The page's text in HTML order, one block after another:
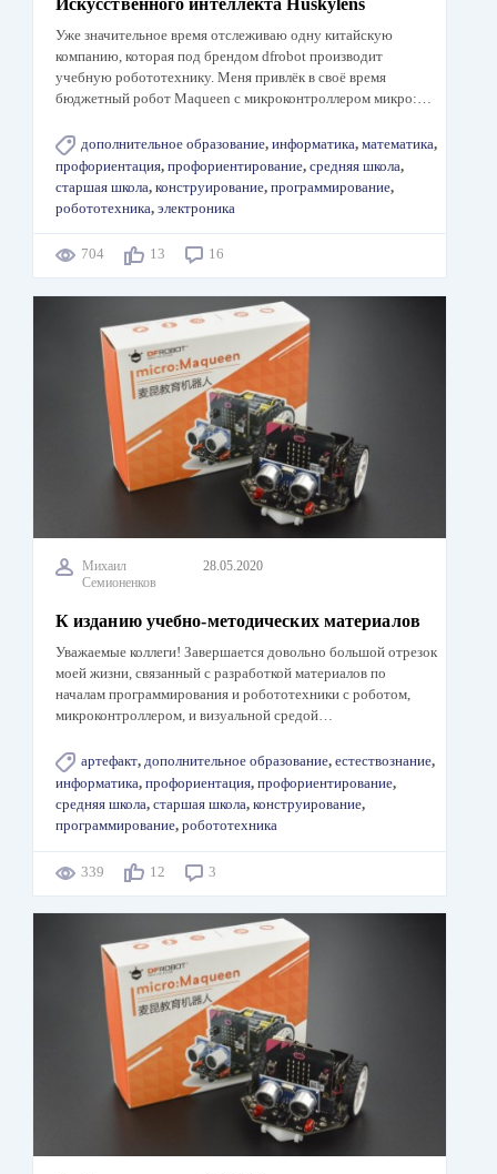
Искусственного интеллекта Huskylens
Уже значительное время отслеживаю одну китайскую
компанию, которая под брендом dfrobot производит
учебную робототехнику. Меня привлёк в своё время
бюджетный робот Maqueen с микроконтроллером микро:…
дополнительное образование, информатика, математика,
профориентация, профориентирование, средняя школа,
старшая школа, конструирование, программирование,
робототехника, электроника
704 13 16
Михаил
Семионенков
28.05.2020
К изданию учебно-методических материалов
Уважаемые коллеги! Завершается довольно большой отрезок
моей жизни, связанный с разработкой материалов по
началам программирования и робототехники с роботом,
микроконтроллером, и визуальной средой…
артефакт, дополнительное образование, естествознание,
информатика, профориентация, профориентирование,
средняя школа, старшая школа, конструирование,
программирование, робототехника
339 12 3